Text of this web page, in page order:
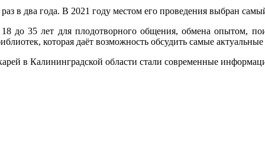
в два года. В 2021 году местом его проведения выбран
до 35 лет для плодотворного общения, обмена опытом,
которая даёт возможность обсудить самые
в Калининградской области стали современные